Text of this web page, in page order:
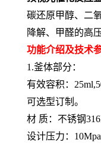
碳还原甲醇、二
降解、甲醛的高
功能介绍及技术参
1.釜体部分 ：
有效容积： 25ml,
可选型订制。
材 质： 不锈钢
设计压力： 10Mpa